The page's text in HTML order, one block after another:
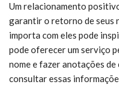
Um relacionamento
garantir o retorno de seus
importa com eles pode
pode oferecer um serviço
nome e fazer anotações
consultar essas